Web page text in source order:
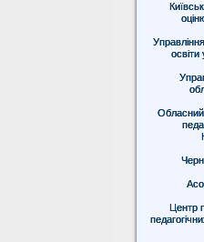
освіти
Обласний
Центр